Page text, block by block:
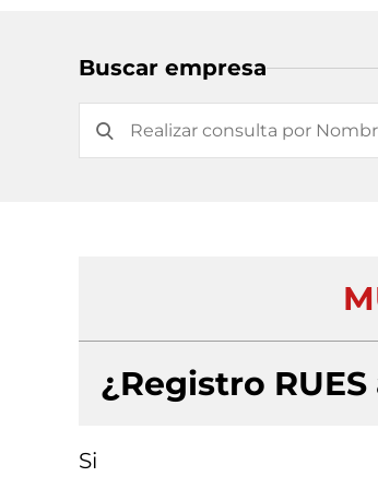
Buscar empresa
¿Registro
Si